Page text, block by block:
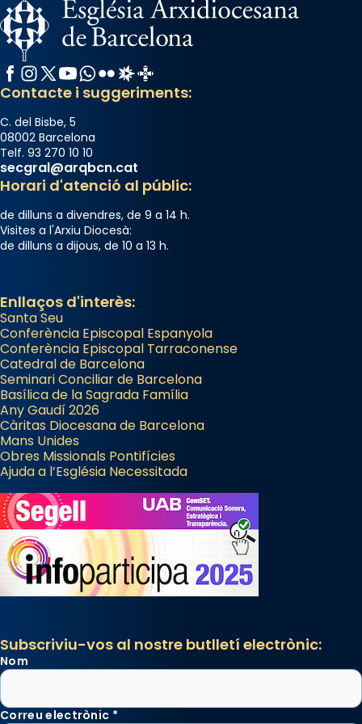
raïms de setembre te'n llepes els dits»,
segons una dita popular.
Photo
View on Facebook · Share
Facebook
Instagram
X / Twitter
YouTube
WhatsApp
FlickrRadio Estel
Catalunya Cristiana
Contacte i suggeriments:
C. del Bisbe, 5
08002 Barcelona
Telf. 93 270 10 10
secgral@arqbcn.cat
Horari d'atenció al públic:
de dilluns a divendres, de 9 a 14 h.
Visites a l'Arxiu Diocesà:
de dilluns a dijous, de 10 a 13 h.
Enllaços d'interès:
Santa Seu
Conferència Episcopal Espanyola
Conferència Episcopal Tarraconense
Catedral de Barcelona
Seminari Conciliar de Barcelona
Basílica de la Sagrada Família
Any Gaudí 2026
Càritas Diocesana de Barcelona
Mans Unides
Obres Missionals Pontifícies
Ajuda a l’Església Necessitada
Subscriviu-vos al nostre butlletí electrònic:
Nom
Correu electrònic *